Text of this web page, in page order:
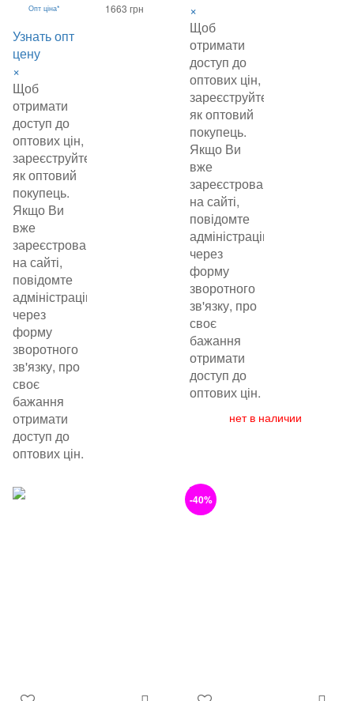
Опт ціна*
Узнать опт
цену
×
Щоб
отримати
доступ до
оптових цін,
зареєструйтеся
як оптовий
покупець.
Якщо Ви
вже
зареєстровані
на сайті,
повідомте
адміністрацію
через
форму
зворотного
зв'язку, про
своє
бажання
отримати
доступ до
оптових цін.
1663 грн
×
Щоб
отримати
доступ до
оптових цін,
зареєструйтеся
як оптовий
покупець.
Якщо Ви
вже
зареєстровані
на сайті,
повідомте
адміністрацію
через
форму
зворотного
зв'язку, про
своє
бажання
отримати
доступ до
оптових цін.
нет в наличии
-40%